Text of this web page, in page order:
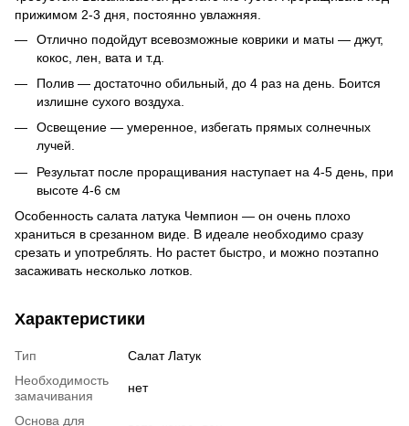
прижимом 2-3 дня, постоянно увлажняя.
Отлично подойдут всевозможные коврики и маты — джут,
кокос, лен, вата и т.д.
Полив — достаточно обильный, до 4 раз на день. Боится
излишне сухого воздуха.
Освещение — умеренное, избегать прямых солнечных
лучей.
Результат после проращивания наступает на 4-5 день, при
высоте 4-6 см
Особенность салата латука Чемпион — он очень плохо
храниться в срезанном виде. В идеале необходимо сразу
срезать и употреблять. Но растет быстро, и можно поэтапно
засаживать несколько лотков.
Характеристики
Тип
Салат Латук
Необходимость
замачивания
нет
Основа для